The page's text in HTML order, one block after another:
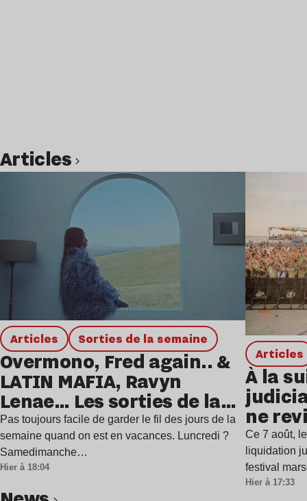
Articles
Articles Sorties de la semaine
Overmono, Fred again.. &
LATIN MAFIA, Ravyn
Lenae… Les sorties de la
semaine
Pas toujours facile de garder le fil des jours de la
semaine quand on est en vacances. Luncredi ?
Samedimanche…
Hier à 18:04
Articles
À la
ne
Ce 7 août,
liquidation
festival
Hier à 17:33